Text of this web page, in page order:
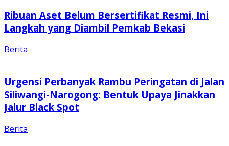
Ribuan Aset Belum Bersertifikat Resmi, Ini
Langkah yang Diambil Pemkab Bekasi
Berita
Urgensi Perbanyak Rambu Peringatan di Jalan
Siliwangi-Narogong: Bentuk Upaya Jinakkan
Jalur Black Spot
Berita